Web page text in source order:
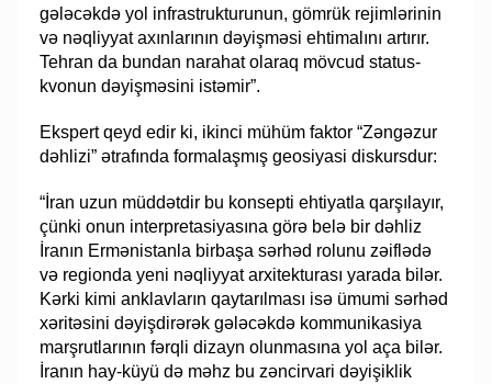
gələcəkdə yol infrastrukturunun, gömrük rejimlərinin
və nəqliyyat axınlarının dəyişməsi ehtimalını artırır.
Tehran da bundan narahat olaraq mövcud status-
kvonun dəyişməsini istəmir”.
Ekspert qeyd edir ki, ikinci mühüm faktor “Zəngəzur
dəhlizi” ətrafında formalaşmış geosiyasi diskursdur:
“İran uzun müddətdir bu konsepti ehtiyatla qarşılayır,
çünki onun interpretasiyasına görə belə bir dəhliz
İranın Ermənistanla birbaşa sərhəd rolunu zəiflədə
və regionda yeni nəqliyyat arxitekturası yarada bilər.
Kərki kimi anklavların qaytarılması isə ümumi sərhəd
xəritəsini dəyişdirərək gələcəkdə kommunikasiya
marşrutlarının fərqli dizayn olunmasına yol aça bilər.
İranın hay-küyü də məhz bu zəncirvari dəyişiklik